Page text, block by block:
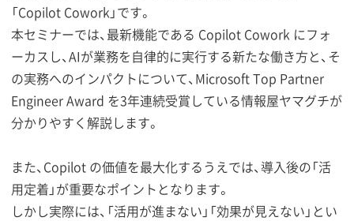
「Copilot Cowork」です。
本セミナーでは、最新機能である Copilot Cowork にフォ
ーカスし、AIが業務を自律的に実行する新たな働き方と、そ
の実務へのインパクトについて、Microsoft Top Partner
Engineer Award を3年連続受賞している情報屋ヤマグチが
分かりやすく解説します。
また、Copilot の価値を最大化するうえでは、導入後の「活
用定着」が重要なポイントとなります。
しかし実際には、「活用が進まない」「効果が見えない」とい